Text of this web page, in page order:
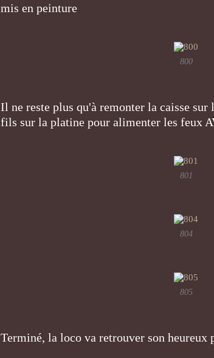
mis en peinture
800
Il ne reste plus qu'à remonter la caisse sur
fils sur la platine pour alimenter les feux
801
804
805
Terminé, la loco va retrouver son